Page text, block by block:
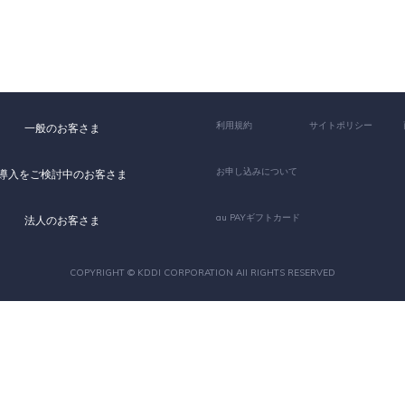
一般のお客さま 利用規約 サイトポリシー
入をご検討中のお客さま お申し込みについて
法人のお客さま au PAYギフトカード
COPYRIGHT © KDDI CORPORATION All RIGHTS RESERVED